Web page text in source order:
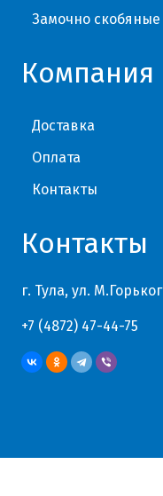
Замочно скобяные
Компания
Доставка
Оплата
Контакты
Контакты
г. Тула, ул.
+7 (4872) 47-44-75